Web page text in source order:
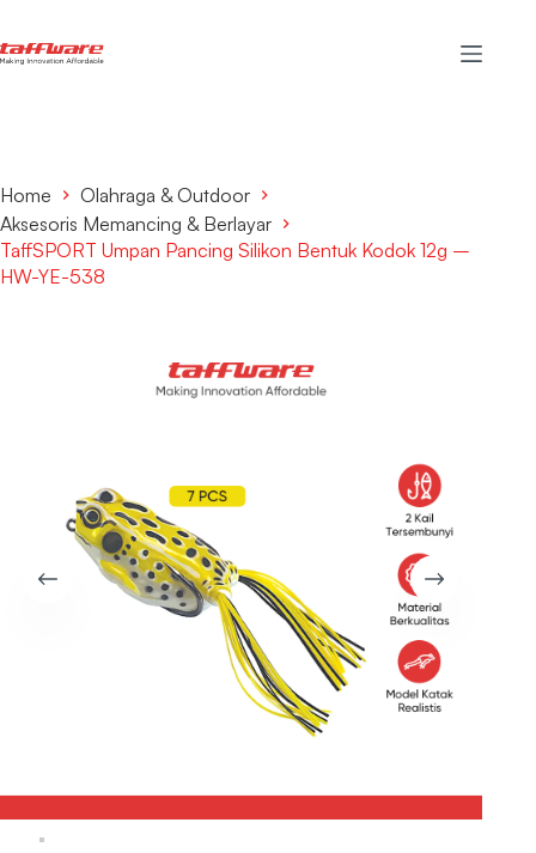
Home
Olahraga & Outdoor
Aksesoris Memancing & Berlayar
TaffSPORT Umpan Pancing Silikon Bentuk Kodok 12g –
HW-YE-538